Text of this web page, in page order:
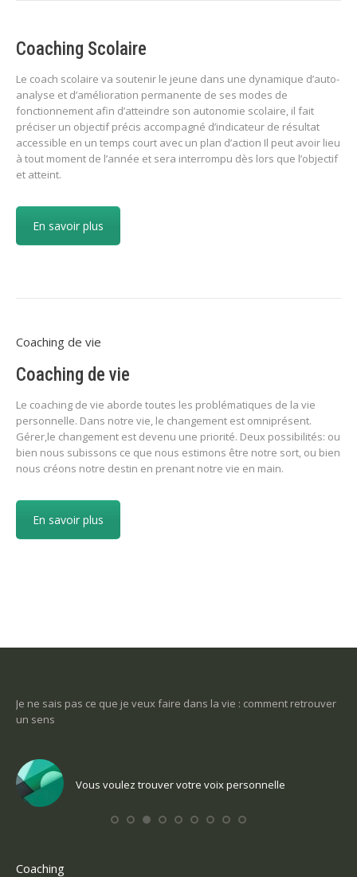
Coaching Scolaire
Le coach scolaire va soutenir le jeune dans une dynamique d’auto-
analyse et d’amélioration permanente de ses modes de
fonctionnement afin d’atteindre son autonomie scolaire, il fait
préciser un objectif précis accompagné d’indicateur de résultat
accessible en un temps court avec un plan d’action Il peut avoir lieu
à tout moment de l’année et sera interrompu dès lors que l’objectif
et atteint.
En savoir plus
Coaching de vie
Coaching de vie
Le coaching de vie aborde toutes les problématiques de la vie
personnelle. Dans notre vie, le changement est omniprésent.
Gérer,le changement est devenu une priorité. Deux possibilités: ou
bien nous subissons ce que nous estimons être notre sort, ou bien
nous créons notre destin en prenant notre vie en main.
En savoir plus
Je ne sais pas ce que je veux faire dans la vie : comment retrouver
un sens
Vous voulez trouver votre voix personnelle
Coaching